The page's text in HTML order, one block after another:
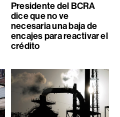
Presidente del BCRA
dice que no ve
necesaria una baja de
encajes para reactivar el
crédito